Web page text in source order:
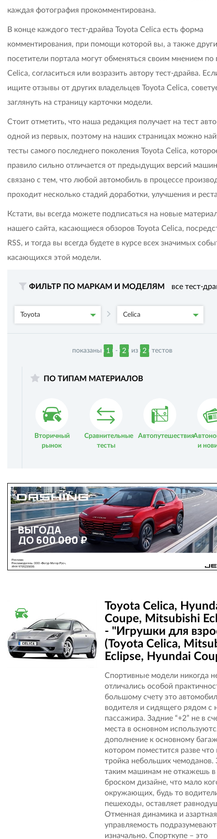
каждая фотография прокомментирована.
В конце каждого тест-драйва Toyota Celica есть форма
комментирования, при помощи которой вы, а также
посетители портала могут обменяться своим мнением по
Celica, согласиться или возразить автору тест-драйва.
ищите отзывы от других владельцев Toyota Celica,
заглянуть на страницу карточки модели.
Стоит отметить, что наша редакция получает на тест
одной из первых, поэтому на наших страницах можно
тесты самого последнего поколения Toyota Celica,
правило сильно отличается от предыдущих версий
связано с тем, что любой автомобиль в процессе
проходит несколько стадий доработки, улучшения и
Кстати, вы всегда можете подписаться на новые
нашего сайта, касающиеся обзоров Toyota Celica,
RSS, и тогда вы всегда будете в курсе всех значимых
касающихся этой модели.
ФИЛЬТР ПО МАРКАМ И МОДЕЛЯМ все тест-
Toyota Celica
показаны 1 - 2 из 2 тестов
ПО ТИПАМ МАТЕРИАЛОВ
Вторичный
рынок
Сравнительные
тесты
Автопутешествия
и
ВТОРИЧНЫЙ РЫНОК
Toyota Celica,
Coupe, Mitsubishi
- "Игрушки для
(Toyota Celica,
Eclipse, Hyundai
Спортивные модели никогда
отличались особой
большому счету это
водителя и сидящего рядом с
пассажира. Задние “+2” не в
места в основном
дополнение к основному
котором поместится разве что
тройка небольших чемоданов.
таким машинам не откажешь в
броском дизайне, что мало
окружающих, будь то
пешеходы, оставляет
Отменная динамика и азартная
управляемость
изначально. Спорткупе – это